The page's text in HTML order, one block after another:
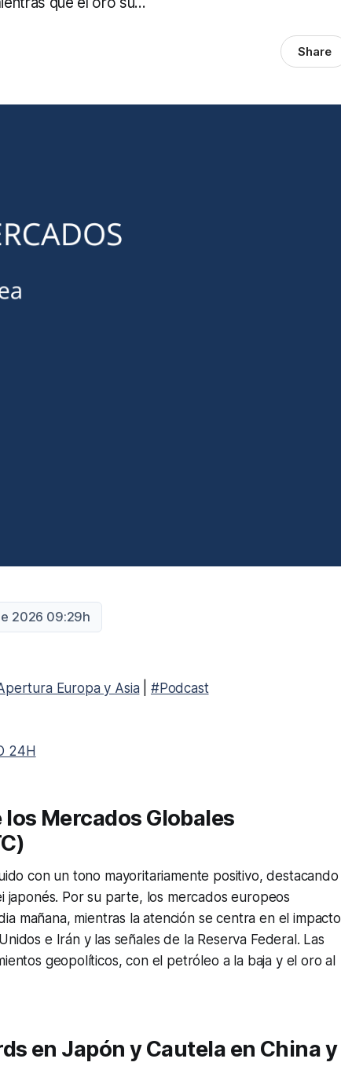
Share
2026 09:29h
Europa y Asia| #Podcast
24H
Mercados Globales
con un tono mayoritariamente positivo, destacando
japonés. Por su parte, los mercados europeos
mañana, mientras la atención se centra en el impacto
e Irán y las señales de la Reserva Federal. Las
geopolíticos, con el petróleo a la baja y el oro al
en Japón y Cautela en China y